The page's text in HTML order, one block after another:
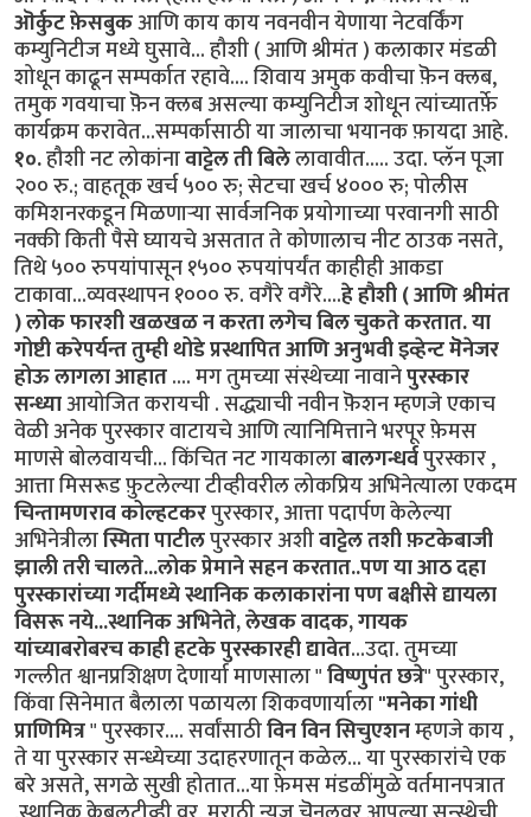
ऒर्कुट फ़ेसबुकआणि काय काय नवनवीन येणाया नेटवर्किंग
कम्युनिटीज मध्ये घुसावे... हौशी ( आणि श्रीमंत ) कलाकार मंडळी
शोधून काढून सम्पर्कात रहावे.... शिवाय अमुक कवीचा फ़ॆन क्लब,
तमुक गवयाचा फ़ॆन क्लब असल्या कम्युनिटीज शोधून त्यांच्यातर्फ़े
कार्यक्रम करावेत...सम्पर्कासाठी या जालाचा भयानक फ़ायदा आहे.
१०.हौशी नट लोकांनावाट्टेल ती बिलेलावावीत..... उदा. प्लॅन पूजा
२०० रु.; वाहतूक खर्च ५०० रु; सेटचा खर्च ४००० रु; पोलीस
कमिशनरकडून मिळणार्‍या सार्वजनिक प्रयोगाच्या परवानगी साठी
नक्की किती पैसे घ्यायचे असतात ते कोणालाच नीट ठाउक नसते,
तिथे ५०० रुपयांपासून १५०० रुपयांपर्यंत काहीही आकडा
टाकावा...व्यवस्थापन १००० रु. वगैरे वगैरे....हे हौशी ( आणि श्रीमंत
) लोक फारशी खळखळ न करता लगेच बिल चुकते करतात.या
गोष्टी करेपर्यन्त तुम्ही थोडे प्रस्थापित आणि अनुभवी इव्हेन्ट मॆनेजर
होऊ लागला आहात.... मग तुमच्या संस्थेच्या नावानेपुरस्कार
सन्ध्याआयोजित करायची . सद्ध्याची नवीन फ़ॆशन म्हणजे एकाच
वेळी अनेक पुरस्कार वाटायचे आणि त्यानिमित्ताने भरपूर फ़ेमस
माणसे बोलवायची... किंचित नट गायकालाबालगन्धर्वपुरस्कार ,
आत्ता मिसरूड फ़ुटलेल्या टीव्हीवरील लोकप्रिय अभिनेत्याला एकदम
चिन्तामणराव कोल्हटकरपुरस्कार, आत्ता पदार्पण केलेल्या
अभिनेत्रीलास्मिता पाटीलपुरस्कार अशीवाट्टेल तशी फ़टकेबाजी
झाली तरी चालते...लोक प्रेमाने सहन करतात..पण या आठ दहा
पुरस्कारांच्या गर्दीमध्ये स्थानिक कलाकारांना पण बक्षीसे द्यायला
विसरू नये...स्थानिक अभिनेते, लेखक वादक, गायक
यांच्याबरोबरच काही हटके पुरस्कारही द्यावेत...उदा. तुमच्या
गल्लीत श्वानप्रशिक्षण देणार्या माणसाला "विष्णुपंत छत्रे" पुरस्कार,
किंवा सिनेमात बैलाला पळायला शिकवणार्याला"मनेका गांधी
प्राणिमित्र" पुरस्कार.... सर्वांसाठीविन विन सिचुएशनम्हणजे काय ,
ते या पुरस्कार सन्ध्येच्या उदाहरणातून कळेल... या पुरस्कारांचे एक
बरे असते, सगळे सुखी होतात...या फ़ेमस मंडळींमुळे वर्तमानपत्रात